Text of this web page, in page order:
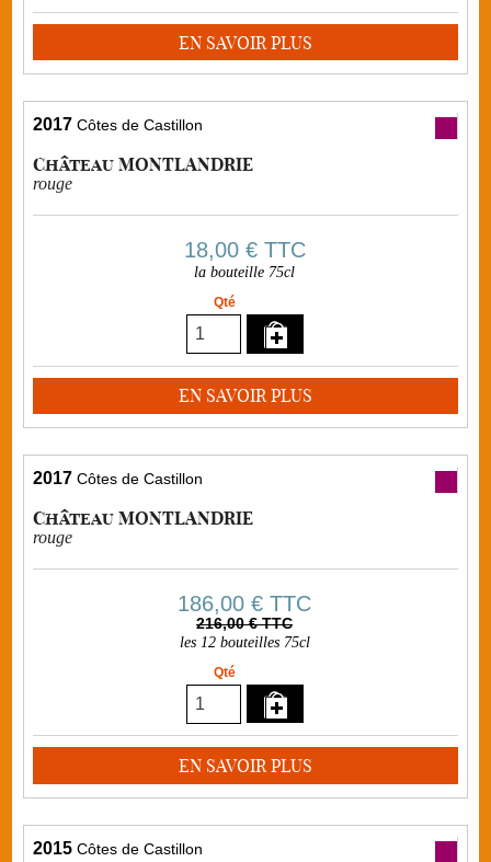
EN SAVOIR PLUS
2017 Côtes de Castillon
Château MONTLANDRIE
rouge
18,00 €TTC
la bouteille 75cl
Qté
EN SAVOIR PLUS
2017 Côtes de Castillon
Château MONTLANDRIE
rouge
186,00 € TTC
216,00 € TTC
les 12 bouteilles 75cl
Qté
EN SAVOIR PLUS
2015 Côtes de Castillon